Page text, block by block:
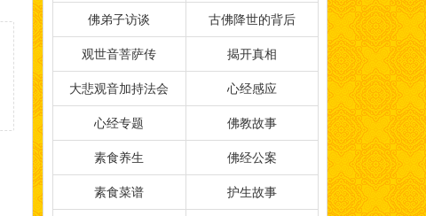
佛弟子访谈 古佛降世的背后
观世音菩萨传 揭开真相
大悲观音加持法会 心经感应
心经专题 佛教故事
素食养生 佛经公案
素食菜谱 护生故事